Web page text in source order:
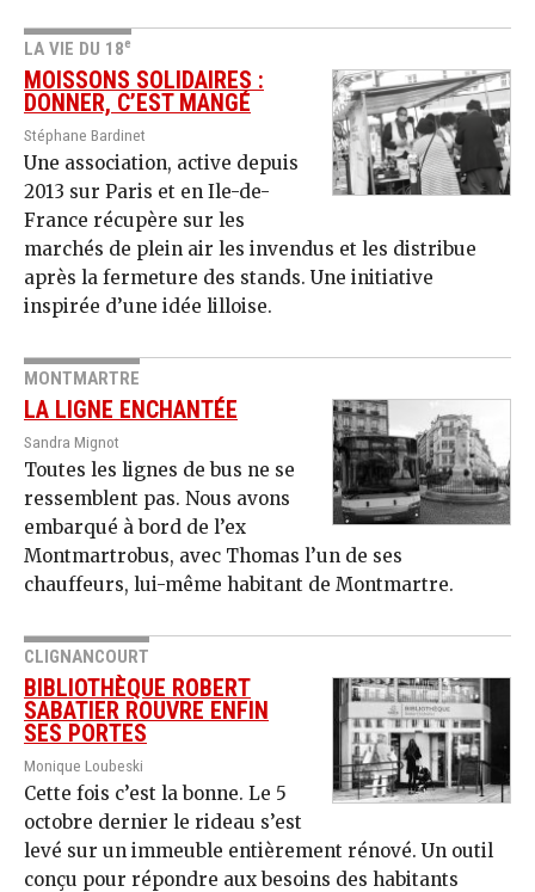
LA VIE DU 18e
MOISSONS SOLIDAIRES :
DONNER, C’EST MANGÉ
Stéphane Bardinet
Une association, active depuis
2013 sur Paris et en Ile-de-
France récupère sur les
marchés de plein air les invendus et les distribue
après la fermeture des stands. Une initiative
inspirée d’une idée lilloise.
MONTMARTRE
LA LIGNE ENCHANTÉE
Sandra Mignot
Toutes les lignes de bus ne se
ressemblent pas. Nous avons
embarqué à bord de l’ex
Montmartrobus, avec Thomas l’un de ses
chauffeurs, lui-même habitant de Montmartre.
CLIGNANCOURT
BIBLIOTHÈQUE ROBERT
SABATIER ROUVRE ENFIN
SES PORTES
Monique Loubeski
Cette fois c’est la bonne. Le 5
octobre dernier le rideau s’est
levé sur un immeuble entièrement rénové. Un outil
conçu pour répondre aux besoins des habitants